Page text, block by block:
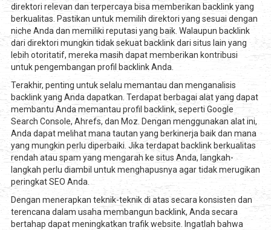
direktori relevan dan terpercaya bisa memberikan backlink yang
berkualitas. Pastikan untuk memilih direktori yang sesuai dengan
niche Anda dan memiliki reputasi yang baik. Walaupun backlink
dari direktori mungkin tidak sekuat backlink dari situs lain yang
lebih otoritatif, mereka masih dapat memberikan kontribusi
untuk pengembangan profil backlink Anda.
Terakhir, penting untuk selalu memantau dan menganalisis
backlink yang Anda dapatkan. Terdapat berbagai alat yang dapat
membantu Anda memantau profil backlink, seperti Google
Search Console, Ahrefs, dan Moz. Dengan menggunakan alat ini,
Anda dapat melihat mana tautan yang berkinerja baik dan mana
yang mungkin perlu diperbaiki. Jika terdapat backlink berkualitas
rendah atau spam yang mengarah ke situs Anda, langkah-
langkah perlu diambil untuk menghapusnya agar tidak merugikan
peringkat SEO Anda.
Dengan menerapkan teknik-teknik di atas secara konsisten dan
terencana dalam usaha membangun backlink, Anda secara
bertahap dapat meningkatkan trafik website. Ingatlah bahwa